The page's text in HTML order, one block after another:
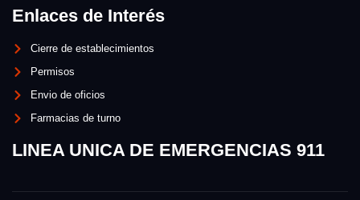
Enlaces de Interés
Cierre de establecimientos
Permisos
Envio de oficios
Farmacias de turno
LINEA UNICA DE EMERGENCIAS 911